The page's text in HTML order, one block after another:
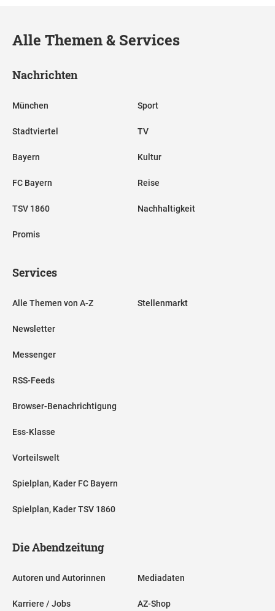
Alle Themen & Services
Nachrichten
München
Stadtviertel
Bayern
FC Bayern
TSV 1860
Promis
Sport
TV
Kultur
Reise
Nachhaltigkeit
Services
Alle Themen von A-Z
Newsletter
Messenger
RSS-Feeds
Browser-Benachrichtigung
Ess-Klasse
Vorteilswelt
Spielplan, Kader FC Bayern
Spielplan, Kader TSV 1860
Stellenmarkt
Die Abendzeitung
Autoren und Autorinnen
Karriere / Jobs
Mediadaten
AZ-Shop